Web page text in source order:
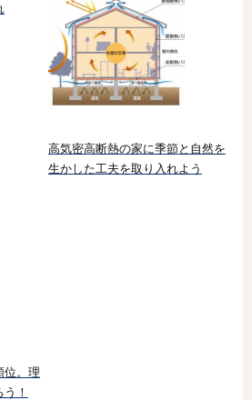
高気密高断熱の家に季節と自然を
生かした工夫を取り入れよう
位。理
！